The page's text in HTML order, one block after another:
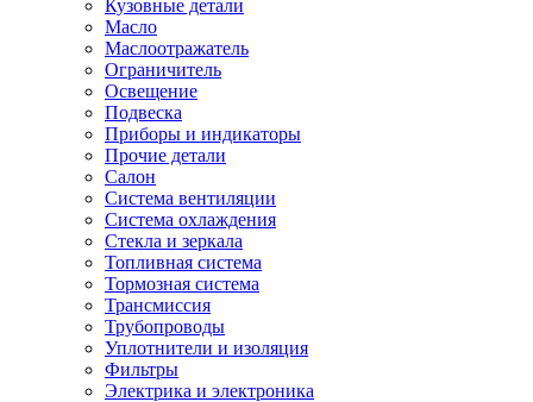
Кузовные детали
Масло
Маслоотражатель
Ограничитель
Освещение
Подвеска
Приборы и индикаторы
Прочие детали
Салон
Система вентиляции
Система охлаждения
Стекла и зеркала
Топливная система
Тормозная система
Трансмиссия
Трубопроводы
Уплотнители и изоляция
Фильтры
Электрика и электроника